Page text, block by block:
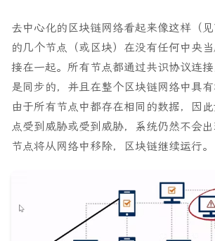
去中心化的区块链网络看起来像这样（
的几个节点（或区块）在没有任何中央
接在一起。所有节点都通过共识协议连
是同步的，并且在整个区块链网络中具有
由于所有节点中都存在相同的数据，因
点受到威胁或受到威胁，系统仍然不会
节点将从网络中移除，区块链继续运行。